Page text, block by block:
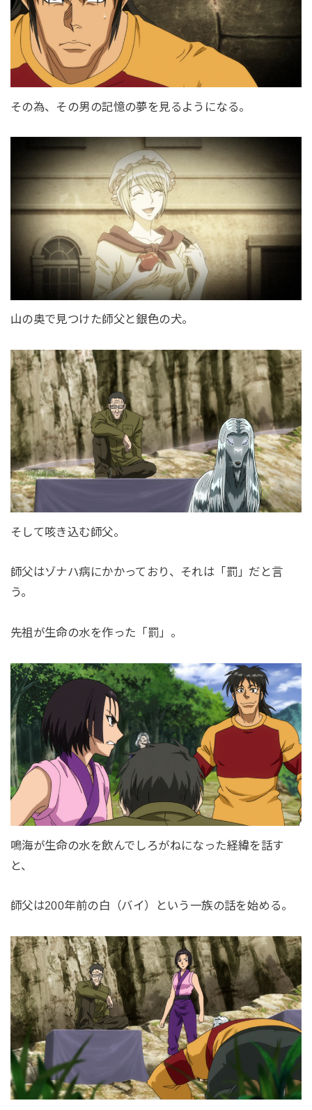
その為、その男の記憶の夢を見るようになる。
山の奥で見つけた師父と銀色の犬。
そして咳き込む師父。
師父はゾナハ病にかかっており、それは「罰」だと言
う。
先祖が生命の水を作った「罰」。
鳴海が生命の水を飲んでしろがねになった経緯を話す
と、
師父は200年前の白（バイ）という一族の話を始める。